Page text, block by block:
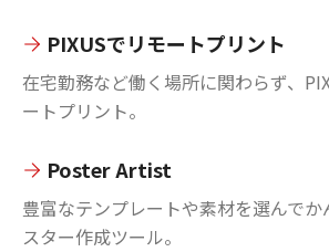
PIXUSでリモートプリント
在宅勤務など働く場所に関わらず、
ートプリント。
Poster Artist
豊富なテンプレートや素材を選んで
スター作成ツール。